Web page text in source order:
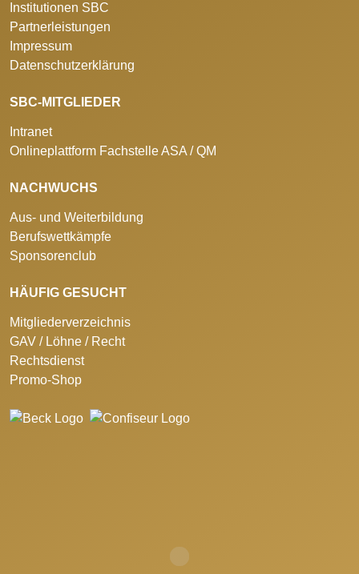
Institutionen SBC
Partnerleistungen
Impressum
Datenschutzerklärung
SBC-MITGLIEDER
Intranet
Onlineplattform Fachstelle ASA / QM
NACHWUCHS
Aus- und Weiterbildung
Berufswettkämpfe
Sponsorenclub
HÄUFIG GESUCHT
Mitgliederverzeichnis
GAV / Löhne / Recht
Rechtsdienst
Promo-Shop